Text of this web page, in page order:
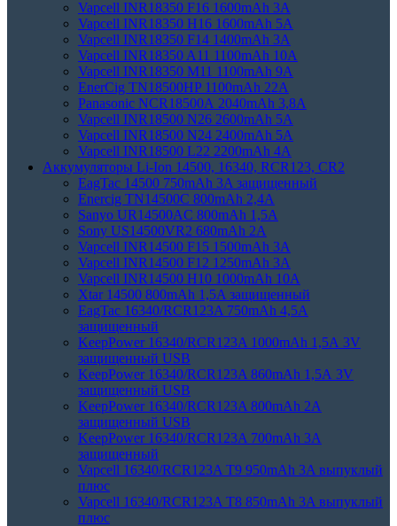
Vapcell INR18350 F16 1600mAh 3A
Vapcell INR18350 H16 1600mAh 5A
Vapcell INR18350 F14 1400mAh 3A
Vapcell INR18350 A11 1100mAh 10A
Vapcell INR18350 M11 1100mAh 9A
EnerCig TN18500HP 1100mAh 22A
Panasonic NCR18500А 2040mAh 3,8А
Vapcell INR18500 N26 2600mAh 5А
Vapcell INR18500 N24 2400mAh 5А
Vapcell INR18500 L22 2200mAh 4А
Аккумуляторы Li-Ion 14500, 16340, RCR123, CR2
EagTac 14500 750mAh 3A защищенный
Enercig TN14500C 800mAh 2,4А
Sanyo UR14500AC 800mAh 1,5А
Sony US14500VR2 680mAh 2А
Vapcell INR14500 F15 1500mAh 3А
Vapcell INR14500 F12 1250mAh 3А
Vapcell INR14500 H10 1000mAh 10А
Xtar 14500 800mAh 1,5A защищенный
EagTac 16340/RCR123A 750mAh 4,5A
защищенный
KeepPower 16340/RCR123A 1000mAh 1,5А 3V
защищенный USB
KeepPower 16340/RCR123A 860mAh 1,5А 3V
защищенный USB
KeepPower 16340/RCR123A 800mAh 2А
защищенный USB
KeepPower 16340/RCR123A 700mAh 3A
защищенный
Vapcell 16340/RCR123A T9 950mAh 3A выпуклый
плюс
Vapcell 16340/RCR123A T8 850mAh 3A выпуклый
плюс